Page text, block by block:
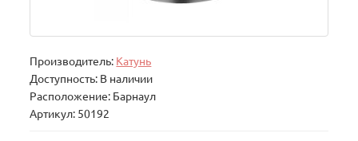
Производитель: Катунь
Доступность: В наличии
Расположение: Барнаул
Артикул: 50192